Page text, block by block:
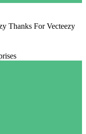
Thanks For Vecteezy